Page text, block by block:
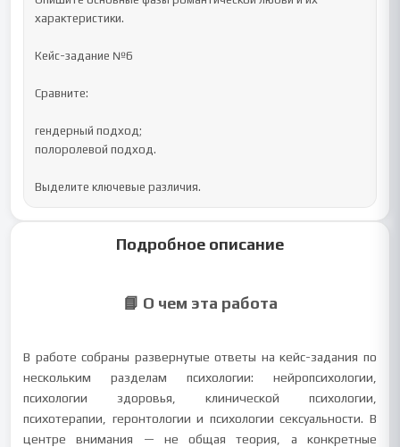
характеристики.
Кейс-задание №6
Сравните:
гендерный подход;
полоролевой подход.
Выделите ключевые различия.
Подробное описание
📘 О чем эта работа
В работе собраны развернутые ответы на кейс-задания по
нескольким разделам психологии: нейропсихологии,
психологии здоровья, клинической психологии,
психотерапии, геронтологии и психологии сексуальности. В
центре внимания — не общая теория, а конкретные